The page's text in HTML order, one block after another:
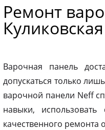
Ремонт
Куликовская
Варочная панель
допускаться только
варочной панели Neff
навыки,
качественного ремонта